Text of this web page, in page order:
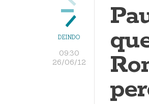
DEINDO
09:30
26/06/12